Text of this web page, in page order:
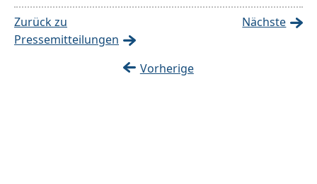
Vorherige
Zurück zu
Pressemitteilungen
Nächste